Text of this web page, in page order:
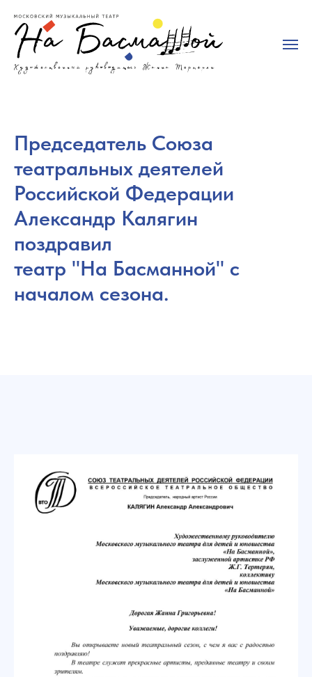
Председатель Союза
театральных деятелей
Российской Федерации
Александр Калягин
поздравил
театр "На Басманной" с
началом сезона.